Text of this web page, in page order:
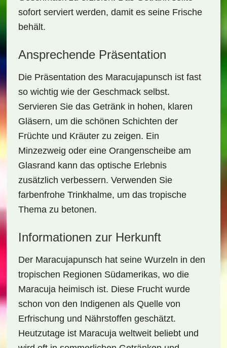
sofort serviert werden, damit es seine Frische
behält.
Ansprechende Präsentation
Die Präsentation des Maracujapunsch ist fast
so wichtig wie der Geschmack selbst.
Servieren Sie das Getränk in hohen, klaren
Gläsern, um die schönen Schichten der
Früchte und Kräuter zu zeigen. Ein
Minzezweig oder eine Orangenscheibe am
Glasrand kann das optische Erlebnis
zusätzlich verbessern. Verwenden Sie
farbenfrohe Trinkhalme, um das tropische
Thema zu betonen.
Informationen zur Herkunft
Der Maracujapunsch hat seine Wurzeln in den
tropischen Regionen Südamerikas, wo die
Maracuja heimisch ist. Diese Frucht wurde
schon von den Indigenen als Quelle von
Erfrischung und Nährstoffen geschätzt.
Heutzutage ist Maracuja weltweit beliebt und